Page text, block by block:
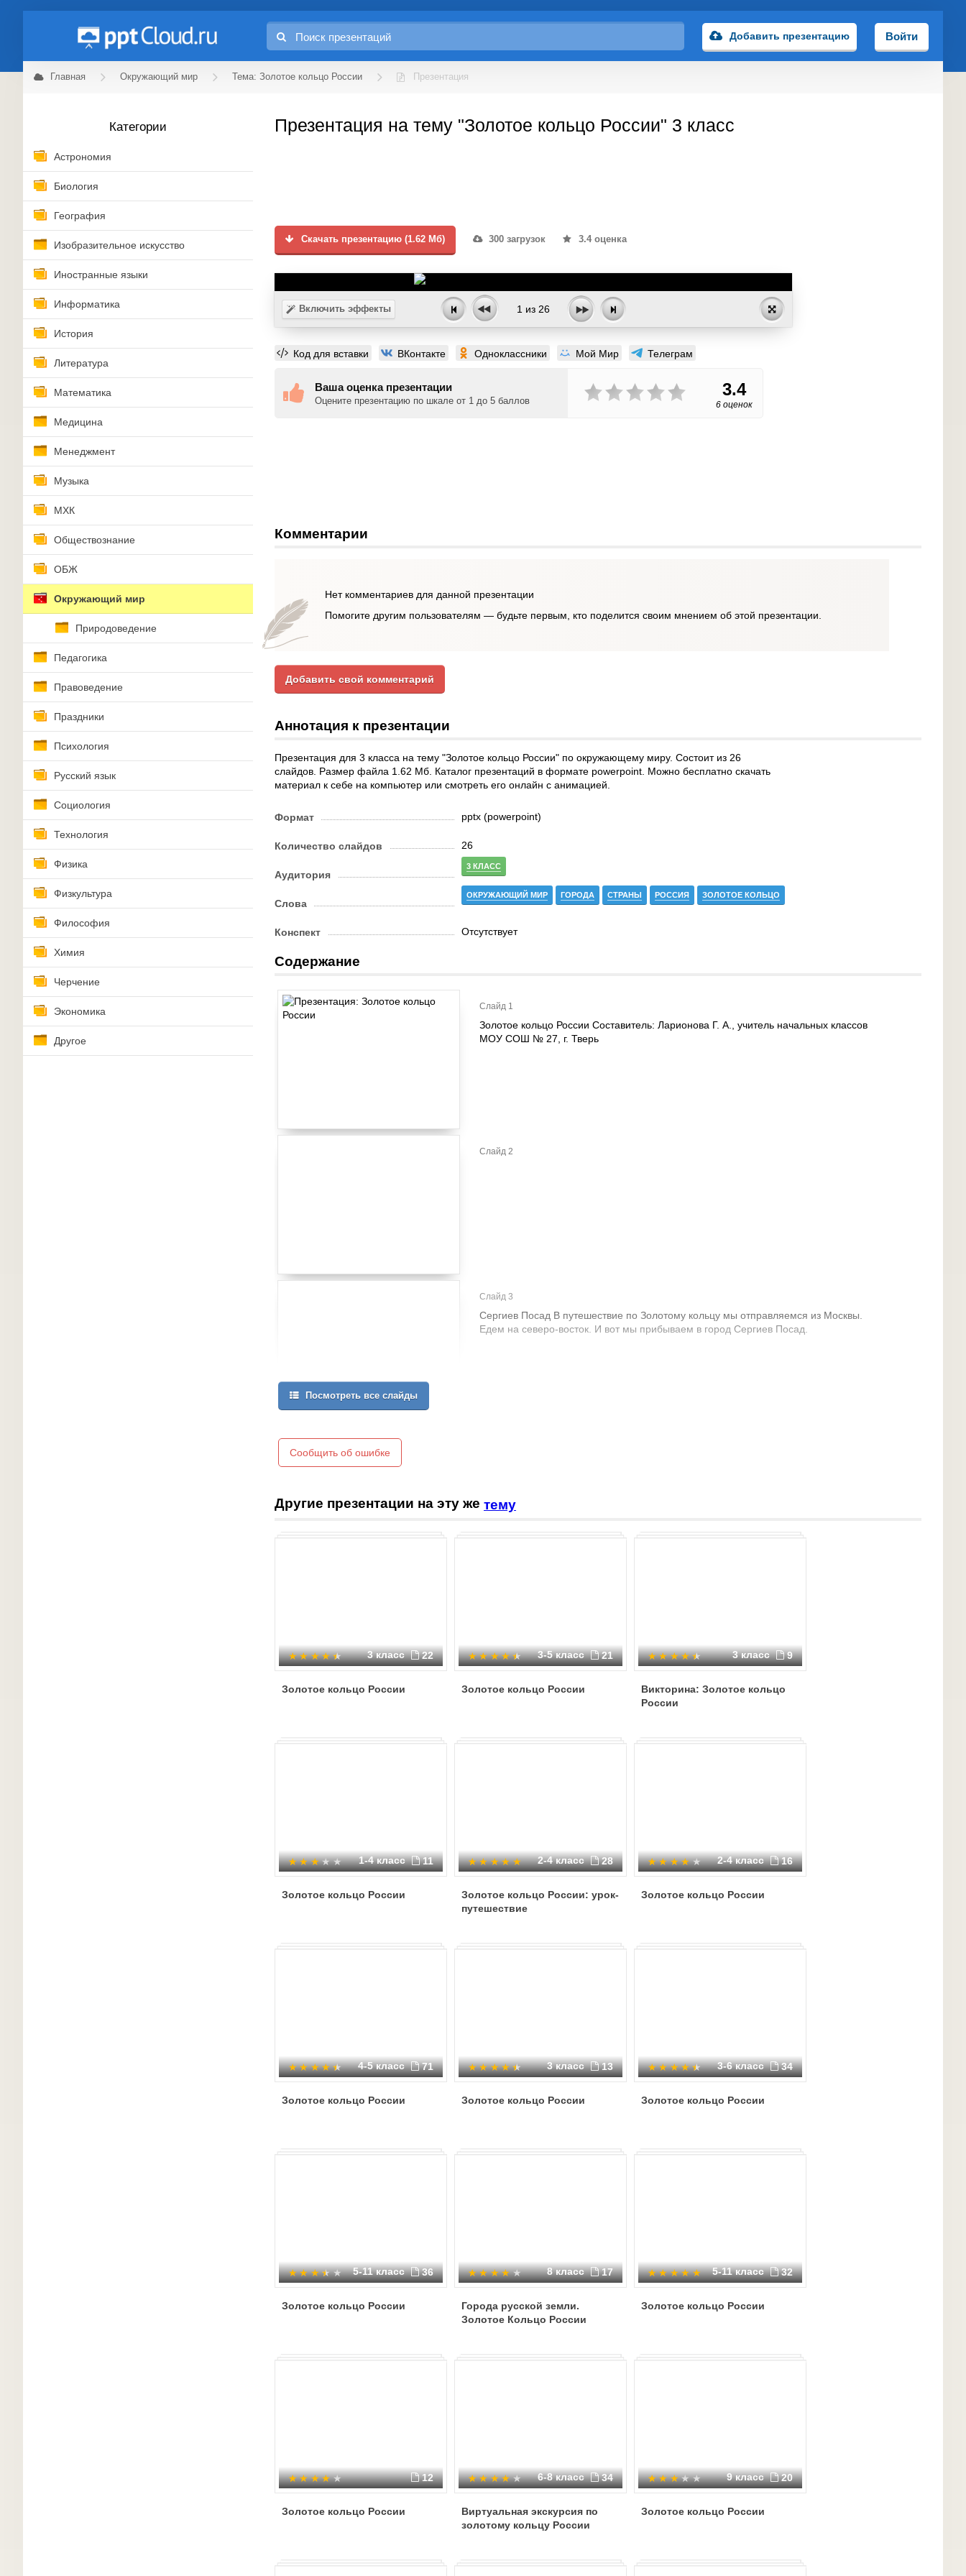
Добавить презентацию Войти
Главная Окружающий мир Тема: Золотое кольцо России Презентация
Категории
Астрономия
Биология
География
Изобразительное искусство
Иностранные языки
Информатика
История
Литература
Математика
Медицина
Менеджмент
Музыка
МХК
Обществознание
ОБЖ
Окружающий мир
Природоведение
Педагогика
Правоведение
Праздники
Психология
Русский язык
Социология
Технология
Физика
Физкультура
Философия
Химия
Черчение
Экономика
Другое
Презентация на тему "Золотое кольцо России" 3 класс
Скачать презентацию (1.62 Мб) 300 загрузок 3.4 оценка
Включить эффекты 1 из 26
Код для вставки ВКонтакте Одноклассники Мой Мир Телеграм
Ваша оценка презентации
Оцените презентацию по шкале от 1 до 5 баллов
3.4
6 оценок
Комментарии
Нет комментариев для данной презентации
Помогите другим пользователям — будьте первым, кто поделится своим мнением об этой презентации.
Добавить свой комментарий
Аннотация к презентации
Презентация для 3 класса на тему "Золотое кольцо России" по окружающему миру. Состоит из 26
слайдов. Размер файла 1.62 Мб. Каталог презентаций в формате powerpoint. Можно бесплатно скачать
материал к себе на компьютер или смотреть его онлайн с анимацией.
Формат pptx (powerpoint)
Количество слайдов 26
Аудитория
3 КЛАСС
Слова
ОКРУЖАЮЩИЙ МИР ГОРОДА СТРАНЫ РОССИЯ ЗОЛОТОЕ КОЛЬЦО
Конспект Отсутствует
Содержание
Слайд 1
Золотое кольцо России Составитель: Ларионова Г. А., учитель начальных классов
МОУ СОШ № 27, г. Тверь
Слайд 2
Слайд 3
Сергиев Посад В путешествие по Золотому кольцу мы отправляемся из Москвы.
Едем на северо-восток. И вот мы прибываем в город Сергиев Посад.
Посмотреть все слайды
Сообщить об ошибке
Другие презентации на эту же тему
3 класс 22
Золотое кольцо России
3-5 класс 21
Золотое кольцо России
3 класс 9
Викторина: Золотое кольцо
России
1-4 класс 11
Золотое кольцо России
2-4 класс 28
Золотое кольцо России: урок-
путешествие
2-4 класс 16
Золотое кольцо России
4-5 класс 71
Золотое кольцо России
3 класс 13
Золотое кольцо России
3-6 класс 34
Золотое кольцо России
5-11 класс 36
Золотое кольцо России
8 класс 17
Города русской земли.
Золотое Кольцо России
5-11 класс 32
Золотое кольцо России
12
Золотое кольцо России
6-8 класс 34
Виртуальная экскурсия по
золотому кольцу России
9 класс 20
Золотое кольцо России